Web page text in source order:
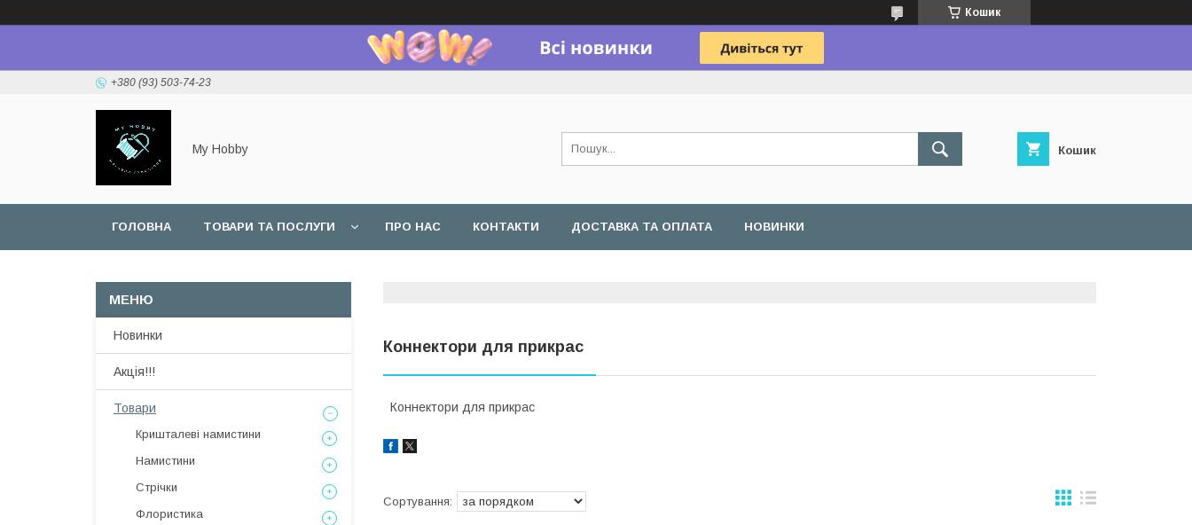
Кошик
+380 (93) 503-74-23
My Hobby Кошик
ГОЛОВНА ТОВАРИ ТА ПОСЛУГИ ПРО НАС КОНТАКТИ ДОСТАВКА ТА ОПЛАТА НОВИНКИ
Коннектори для прикрас
Коннектори для прикрас
Новинки
Акція!!!
Товари
Кришталеві намистини
Намистини
Стрічки
Флористика